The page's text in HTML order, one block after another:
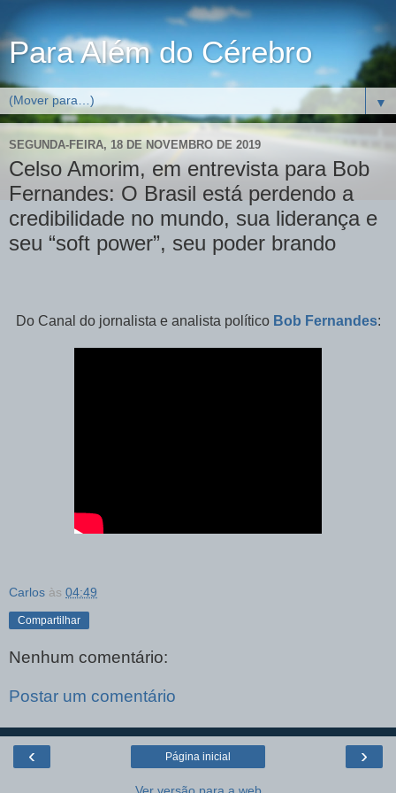
Para Além do Cérebro
▼
SEGUNDA-FEIRA, 18 DE NOVEMBRO DE 2019
Celso Amorim, em entrevista para Bob
Fernandes: O Brasil está perdendo a
credibilidade no mundo, sua liderança e
seu “soft power”, seu poder brando
Do Canal do jornalista e analista político Bob Fernandes:
Carlos às 04:49
Compartilhar
Nenhum comentário:
Postar um comentário
‹ ›
Página inicial